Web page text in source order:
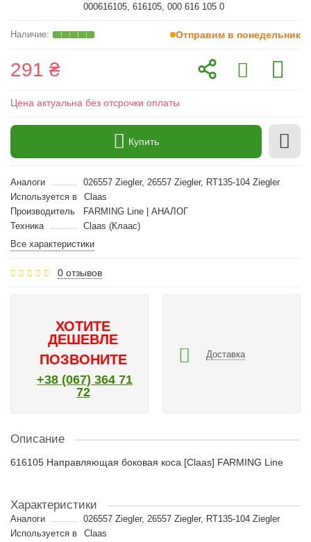
000616105, 616105, 000 616 105 0
Отправим в понедельник
291 ₴
Цена актуальна без отсрочки оплаты
Купить
Аналоги
026557 Ziegler, 26557 Ziegler, RT135-104 Ziegler
Используется в
Claas
Производитель
FARMING Line | АНАЛОГ
Техника
Claas (Клаас)
Все характеристики
0 отзывов
ХОТИТЕ
ДЕШЕВЛЕ
ПОЗВОНИТЕ
+38 (067) 364 71
72
Доставка
Описание
616105 Направляющая боковая коса [Claas] FARMING Line
Характеристики
Аналоги
026557 Ziegler, 26557 Ziegler, RT135-104 Ziegler
Используется в
Claas